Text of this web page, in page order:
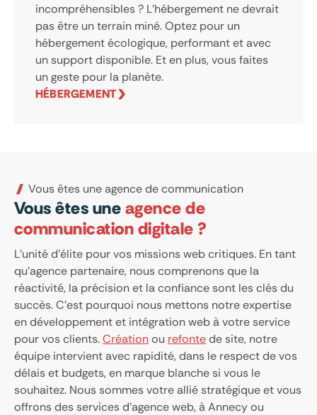
incompréhensibles ? L’hébergement ne devrait
pas être un terrain miné. Optez pour un
hébergement écologique, performant et avec
un support disponible. Et en plus, vous faites
un geste pour la planète.
HÉBERGEMENT
Vous êtes une agence de communication
Vous êtes uneagence de
communication digitale ?
L’unité d’élite pour vos missions web critiques. En tant
qu’agence partenaire, nous comprenons que la
réactivité, la précision et la confiance sont les clés du
succès. C’est pourquoi nous mettons notre expertise
en développement et intégration web à votre service
pour vos clients.Créationou refontede site, notre
équipe intervient avec rapidité, dans le respect de vos
délais et budgets, en marque blanche si vous le
souhaitez. Nous sommes votre allié stratégique et vous
offrons des services d’agence web, à Annecy ou